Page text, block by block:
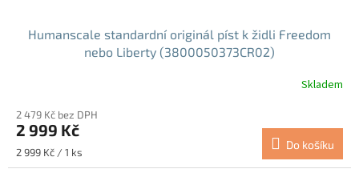
Humanscale standardní originál píst k židli Freedom
nebo Liberty (3800050373CR02)
Skladem
2 479 Kč bez DPH
2 999 Kč
Měrná
cena:
2 999 Kč / 1 ks
Do košíku